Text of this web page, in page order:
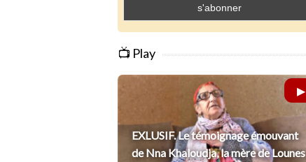
📺 Play
EXLUSIF. Le témoignage émouvant
de Nna Khaloudja, la mère de Lounes